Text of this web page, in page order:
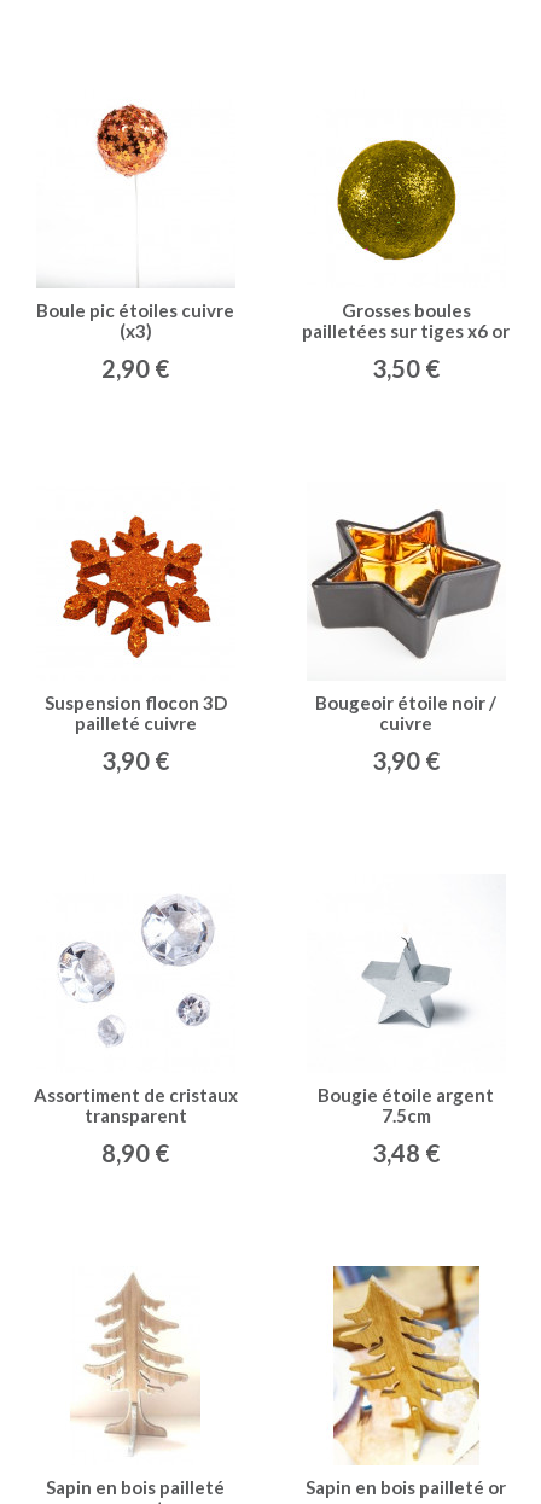
Boule pic étoiles cuivre
(x3)
2,90 €
Grosses boules
pailletées sur tiges x6 or
3,50 €
Suspension flocon 3D
pailleté cuivre
3,90 €
Bougeoir étoile noir /
cuivre
3,90 €
Assortiment de cristaux
transparent
8,90 €
Bougie étoile argent
7.5cm
3,48 €
Sapin en bois pailleté
Sapin en bois pailleté or